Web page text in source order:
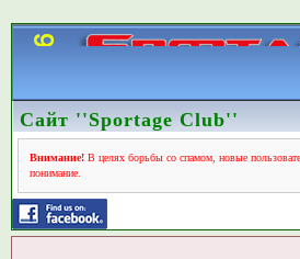
Сайт ''Sportage Club''
Внимание!В целях борьбы со спамом, новые
понимание.